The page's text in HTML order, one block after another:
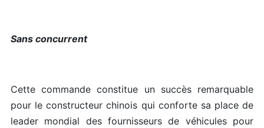
Sans concurrent
Cette commande constitue un succès remarquable
pour le constructeur chinois qui conforte sa place de
leader mondial des fournisseurs de véhicules pour